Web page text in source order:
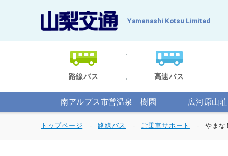
Yamanashi Kotsu Limited
路線バス 高速バス
南アルプス市営温泉 樹園 広河原山荘
トップページ 路線バス ご乗車サポート やまな